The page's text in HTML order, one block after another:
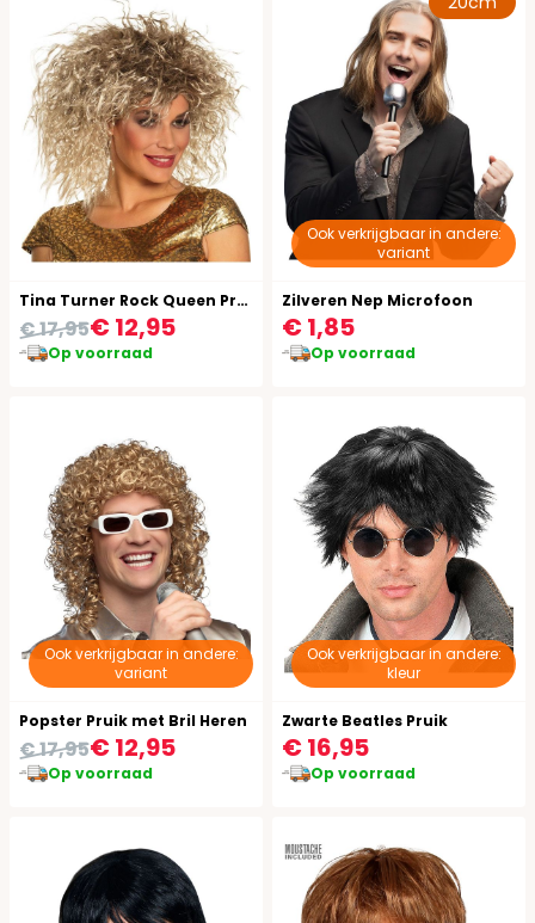
Tina Turner Rock Queen Pruik Dames
€ 12,95
€ 17,95
Op voorraad
Ook verkrijgbaar in andere:
variant
Zilveren Nep Microfoon
€ 1,85
Op voorraad
Ook verkrijgbaar in andere:
variant
Popster Pruik met Bril Heren
€ 12,95
€ 17,95
Op voorraad
Ook verkrijgbaar in andere:
kleur
Zwarte Beatles Pruik
€ 16,95
Op voorraad